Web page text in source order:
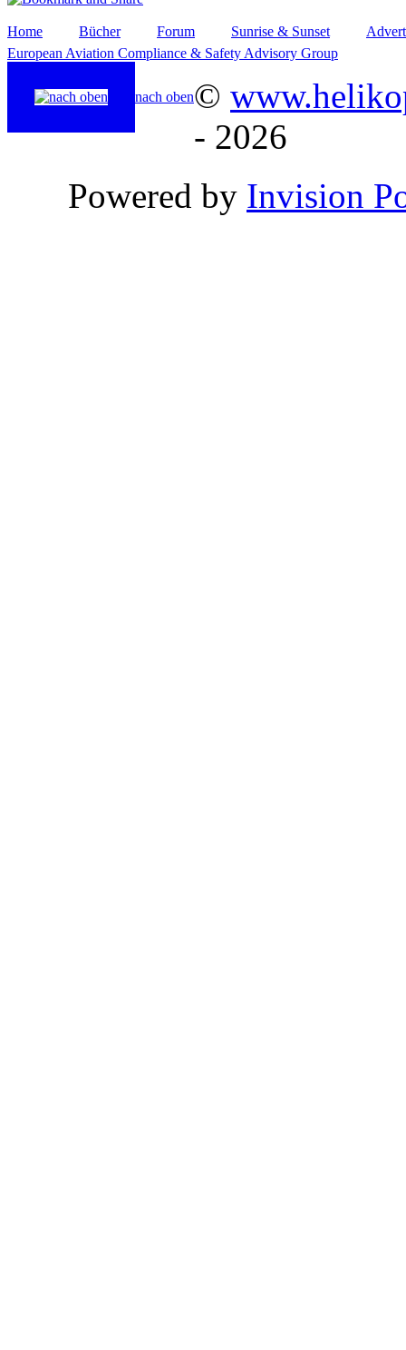
Home Bücher Forum Sunrise & Sunset
European Aviation Compliance & Safety Advisory Group
nach oben©
- 2026
Powered by Invision